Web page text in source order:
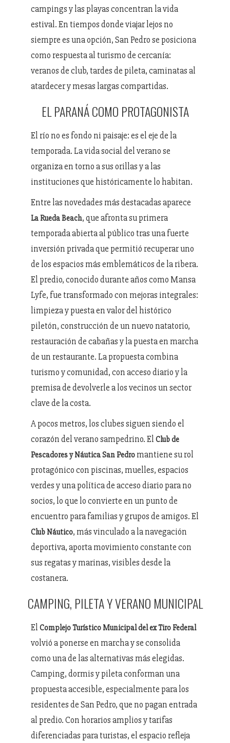
campings y las playas concentran la vida
estival. En tiempos donde viajar lejos no
siempre es una opción, San Pedro se posiciona
como respuesta al turismo de cercanía:
veranos de club, tardes de pileta, caminatas al
atardecer y mesas largas compartidas.
EL PARANÁ COMO PROTAGONISTA
El río no es fondo ni paisaje: es el eje de la
temporada. La vida social del verano se
organiza en torno a sus orillas y a las
instituciones que históricamente lo habitan.
Entre las novedades más destacadas aparece
La Rueda Beach, que afronta su primera
temporada abierta al público tras una fuerte
inversión privada que permitió recuperar uno
de los espacios más emblemáticos de la ribera.
El predio, conocido durante años como Mansa
Lyfe, fue transformado con mejoras integrales:
limpieza y puesta en valor del histórico
piletón, construcción de un nuevo natatorio,
restauración de cabañas y la puesta en marcha
de un restaurante. La propuesta combina
turismo y comunidad, con acceso diario y la
premisa de devolverle a los vecinos un sector
clave de la costa.
A pocos metros, los clubes siguen siendo el
corazón del verano sampedrino. El Club de
Pescadores y Náutica San Pedro mantiene su rol
protagónico con piscinas, muelles, espacios
verdes y una política de acceso diario para no
socios, lo que lo convierte en un punto de
encuentro para familias y grupos de amigos. El
Club Náutico, más vinculado a la navegación
deportiva, aporta movimiento constante con
sus regatas y marinas, visibles desde la
costanera.
CAMPING, PILETA Y VERANO MUNICIPAL
El Complejo Turístico Municipal del ex Tiro Federal
volvió a ponerse en marcha y se consolida
como una de las alternativas más elegidas.
Camping, dormis y pileta conforman una
propuesta accesible, especialmente para los
residentes de San Pedro, que no pagan entrada
al predio. Con horarios amplios y tarifas
diferenciadas para turistas, el espacio refleja